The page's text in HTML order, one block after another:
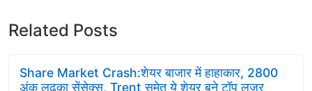
Related Posts
Share Market Crash:शेयर बाजार में हाहाकार, 2800
अंक लुढ़का सेंसेक्स, Trent समेत ये शेयर बने टॉप लूजर